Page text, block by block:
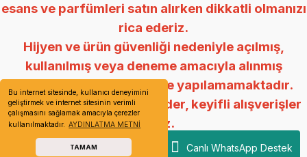
Bu internet sitesinde, kullanıcı deneyimini
geliştirmek ve internet sitesinin verimli
çalışmasını sağlamak amacıyla çerezler
kullanılmaktadır.
AYDINLATMA METNİ
TAMAM Canlı WhatsApp Destek
esans ve parfümleri satın alırken dikkatli olmanızı
rica ederiz.
Hijyen ve ürün güvenliği nedeniyle açılmış,
kullanılmış veya deneme amacıyla alınmış
ürünlerde değişim ve iade yapılamamaktadır.
Anlayışınız için teşekkür eder, keyifli alışverişler
dileriz.
Mey Esans